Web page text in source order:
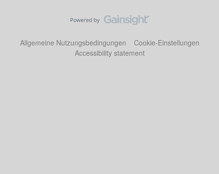
Allgemeine Nutzungsbedingungen
Cookie-Einstellungen
Accessibility statement